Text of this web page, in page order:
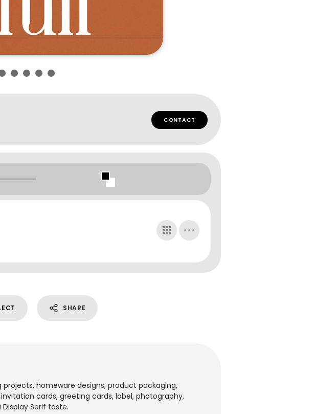
CONTACT
SHARE
projects, homeware designs, product packaging,
cards, greeting cards, label, photography,
Serif taste.